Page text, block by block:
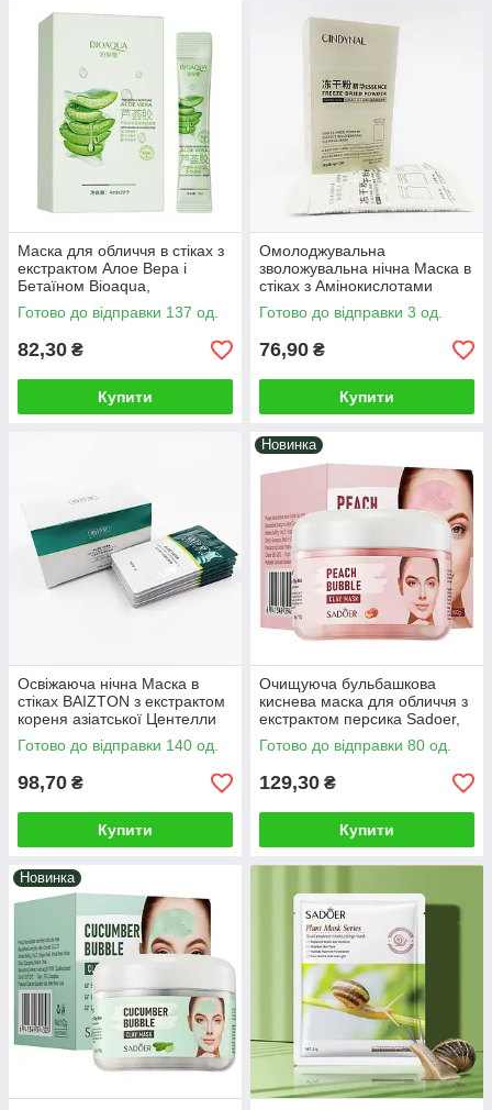
Маска для обличчя в стіках з
екстрактом Алое Вера і
Бетаїном Bioaqua,
відновлююча,
пом'якшувальна, 80ml (4ml *
Готово до відправки 137 од.
82,30 ₴
Купити
Омолоджувальна
зволожувальна нічна Маска в
стіках з Амінокислотами
Шовку та Сублімованим
сухим екстрактом,
Готово до відправки 3 од.
76,90 ₴
Купити
Освіжаюча нічна Маска в
стіках BAIZTON з екстрактом
кореня азіатської Центелли
та Алое Вера, зволожуюча,
60г
Готово до відправки 140 од.
98,70 ₴
Купити
Новинка
Очищуюча бульбашкова
киснева маска для обличчя з
екстрактом персика Sadoer,
оновлення, зволоження, від
чорних точок, акне, 100 г
Готово до відправки 80 од.
129,30 ₴
Купити
Новинка